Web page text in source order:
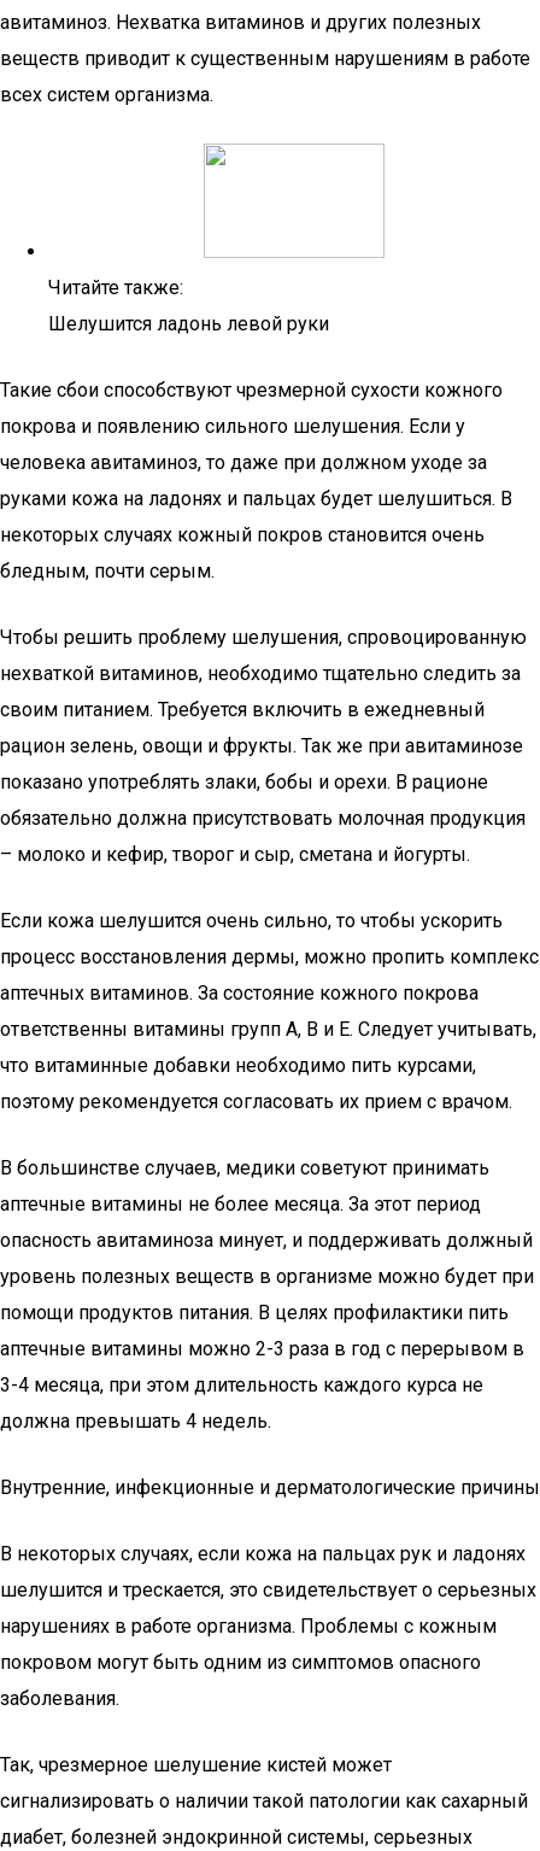
авитаминоз. Нехватка витаминов и других полезных
веществ приводит к существенным нарушениям в работе
всех систем организма.
Читайте также:
Шелушится ладонь левой руки
Такие сбои способствуют чрезмерной сухости кожного
покрова и появлению сильного шелушения. Если у
человека авитаминоз, то даже при должном уходе за
руками кожа на ладонях и пальцах будет шелушиться. В
некоторых случаях кожный покров становится очень
бледным, почти серым.
Чтобы решить проблему шелушения, спровоцированную
нехваткой витаминов, необходимо тщательно следить за
своим питанием. Требуется включить в ежедневный
рацион зелень, овощи и фрукты. Так же при авитаминозе
показано употреблять злаки, бобы и орехи. В рационе
обязательно должна присутствовать молочная продукция
– молоко и кефир, творог и сыр, сметана и йогурты.
Если кожа шелушится очень сильно, то чтобы ускорить
процесс восстановления дермы, можно пропить комплекс
аптечных витаминов. За состояние кожного покрова
ответственны витамины групп А, В и Е. Следует учитывать,
что витаминные добавки необходимо пить курсами,
поэтому рекомендуется согласовать их прием с врачом.
В большинстве случаев, медики советуют принимать
аптечные витамины не более месяца. За этот период
опасность авитаминоза минует, и поддерживать должный
уровень полезных веществ в организме можно будет при
помощи продуктов питания. В целях профилактики пить
аптечные витамины можно 2-3 раза в год с перерывом в
3-4 месяца, при этом длительность каждого курса не
должна превышать 4 недель.
Внутренние, инфекционные и дерматологические причины
В некоторых случаях, если кожа на пальцах рук и ладонях
шелушится и трескается, это свидетельствует о серьезных
нарушениях в работе организма. Проблемы с кожным
покровом могут быть одним из симптомов опасного
заболевания.
Так, чрезмерное шелушение кистей может
сигнализировать о наличии такой патологии как сахарный
диабет, болезней эндокринной системы, серьезных